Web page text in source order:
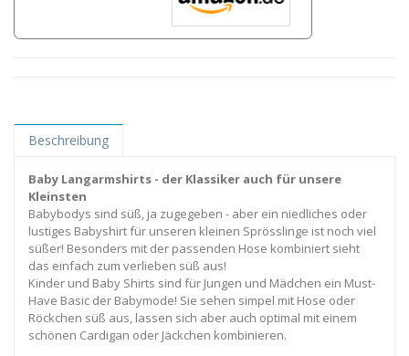
Beschreibung
Baby Langarmshirts - der Klassiker auch für unsere
Kleinsten
Babybodys sind süß, ja zugegeben - aber ein niedliches oder
lustiges Babyshirt für unseren kleinen Sprösslinge ist noch viel
süßer! Besonders mit der passenden Hose kombiniert sieht
das einfach zum verlieben süß aus!
Kinder und Baby Shirts sind für Jungen und Mädchen ein Must-
Have Basic der Babymode! Sie sehen simpel mit Hose oder
Röckchen süß aus, lassen sich aber auch optimal mit einem
schönen Cardigan oder Jäckchen kombinieren.